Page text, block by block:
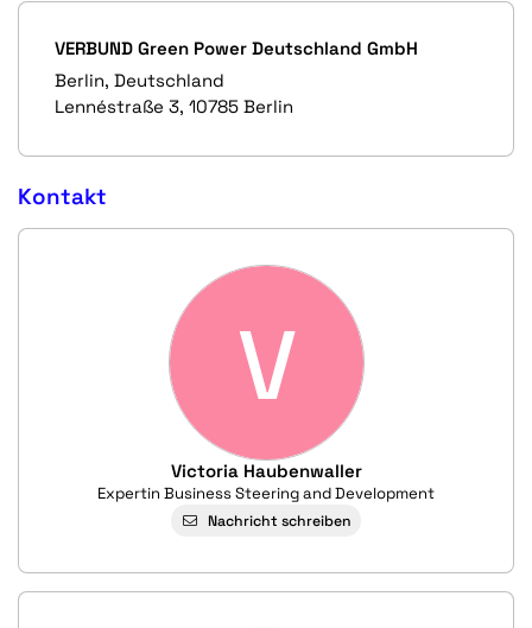
VERBUND Green Power Deutschland GmbH
Berlin, Deutschland
Lennéstraße 3, 10785 Berlin
Kontakt
V
Victoria Haubenwaller
Expertin Business Steering and Development
Nachricht schreiben